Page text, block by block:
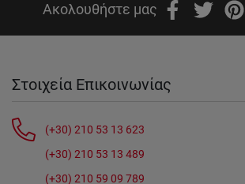
Ακολουθήστε μας
Στοιχεία Επικοινωνίας
(+30) 210 53 13 623
(+30) 210 53 13 489
(+30) 210 59 09 789